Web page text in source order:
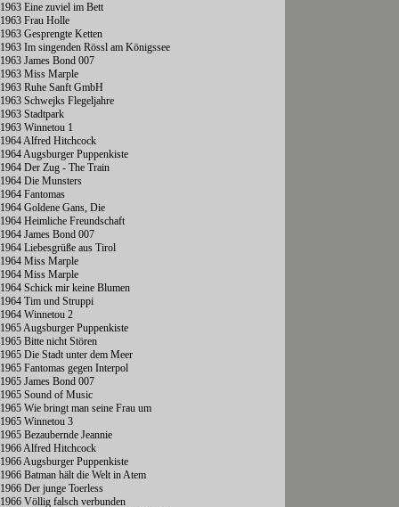
1963 Eine zuviel im Bett
1963 Frau Holle
1963 Gesprengte Ketten
1963 Im singenden Rössl am Königssee
1963 James Bond 007
1963 Miss Marple
1963 Ruhe Sanft GmbH
1963 Schwejks Flegeljahre
1963 Stadtpark
1963 Winnetou 1
1964 Alfred Hitchcock
1964 Augsburger Puppenkiste
1964 Der Zug - The Train
1964 Die Munsters
1964 Fantomas
1964 Goldene Gans, Die
1964 Heimliche Freundschaft
1964 James Bond 007
1964 Liebesgrüße aus Tirol
1964 Miss Marple
1964 Miss Marple
1964 Schick mir keine Blumen
1964 Tim und Struppi
1964 Winnetou 2
1965 Augsburger Puppenkiste
1965 Bitte nicht Stören
1965 Die Stadt unter dem Meer
1965 Fantomas gegen Interpol
1965 James Bond 007
1965 Sound of Music
1965 Wie bringt man seine Frau um
1965 Winnetou 3
1965 Bezaubernde Jeannie
1966 Alfred Hitchcock
1966 Augsburger Puppenkiste
1966 Batman hält die Welt in Atem
1966 Der junge Toerless
1966 Völlig falsch verbunden